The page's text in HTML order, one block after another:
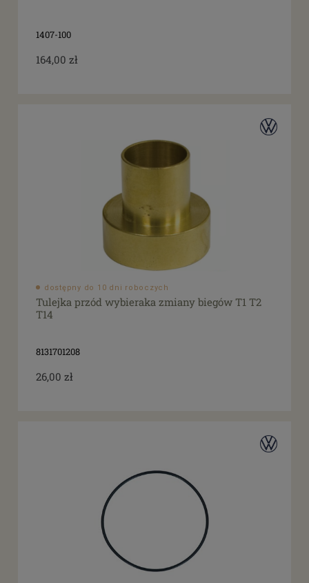
1407-100
164,00 zł
dostępny do 10 dni roboczych
Tulejka przód wybieraka zmiany biegów T1 T2
T14
8131701208
26,00 zł